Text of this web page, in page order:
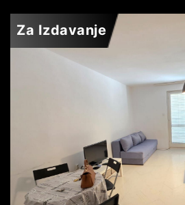
Za Izdavanje
BUDVA